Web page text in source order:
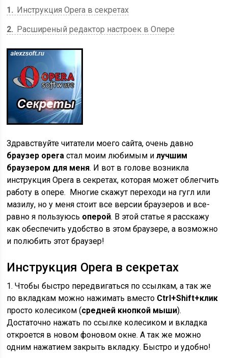
1
Инструкция Opera в секретах
2
Расширеный редактор настроек в Опере
Здравствуйте читатели моего сайта, очень давно
браузер operaстал моим любимым илучшим
браузером для меня. И вот в голове возникла
инструкция Opera в секретах, которая может облегчить
работу в опере. Многие скажут переходи на гугл или
мазилу, но у меня стоит все версии браузеров и все-
равно я пользуюсь оперой. В этой статье я расскажу
как обеспечить удобство в этом браузере, а возможно
и полюбить этот браузер!
Инструкция Opera в секретах
1. Чтобы быстро передвигаться по ссылкам, а так же
по вкладкам можно нажимать вместо Ctrl+Shift+клик
просто колесиком (средней кнопкой мыши).
Достаточно нажать по ссылке колесиком и вкладка
откроется в новом фоновом окне. А так же можно
одним нажатием закрыть вкладку. Быстро и удобно!